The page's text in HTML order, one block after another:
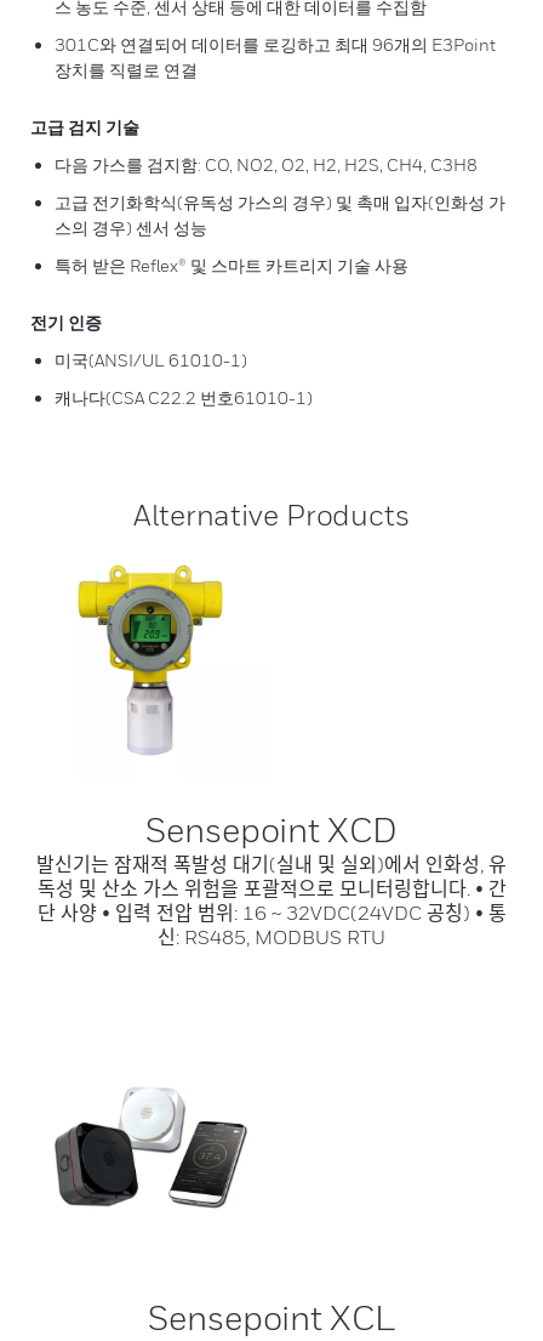
스 농도 수준, 센서 상태 등에 대한 데이터를 수집함
301C와 연결되어 데이터를 로깅하고 최대 96개의 E3Point
장치를 직렬로 연결
고급 검지 기술
다음 가스를 검지함: CO, NO2, O2, H2, H2S, CH4, C3H8
고급 전기화학식(유독성 가스의 경우) 및 촉매 입자(인화성 가
스의 경우) 센서 성능
특허 받은 Reflex® 및 스마트 카트리지 기술 사용
전기 인증
미국(ANSI/UL 61010-1)
캐나다(CSA C22.2 번호61010-1)
Alternative Products
Sensepoint XCD
발신기는 잠재적 폭발성 대기(실내 및 실외)에서 인화성, 유
독성 및 산소 가스 위험을 포괄적으로 모니터링합니다. • 간
단 사양 • 입력 전압 범위: 16 ~ 32VDC(24VDC 공칭) • 통
신: RS485, MODBUS RTU
Sensepoint XCL